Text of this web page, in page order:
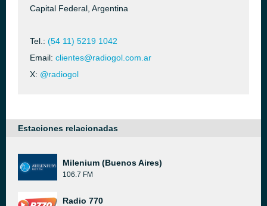
Capital Federal, Argentina
Tel.: (54 11) 5219 1042
Email: clientes@radiogol.com.ar
X: @radiogol
Estaciones relacionadas
Milenium (Buenos Aires)
106.7 FM
Radio 770